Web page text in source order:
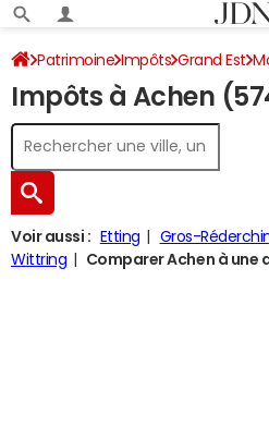
Patrimoine Impôts Grand Est
Impôt sur le revenu
Impôts à Achen
Voir aussi : Etting Gros-
Wittring
Comparer Achen à une